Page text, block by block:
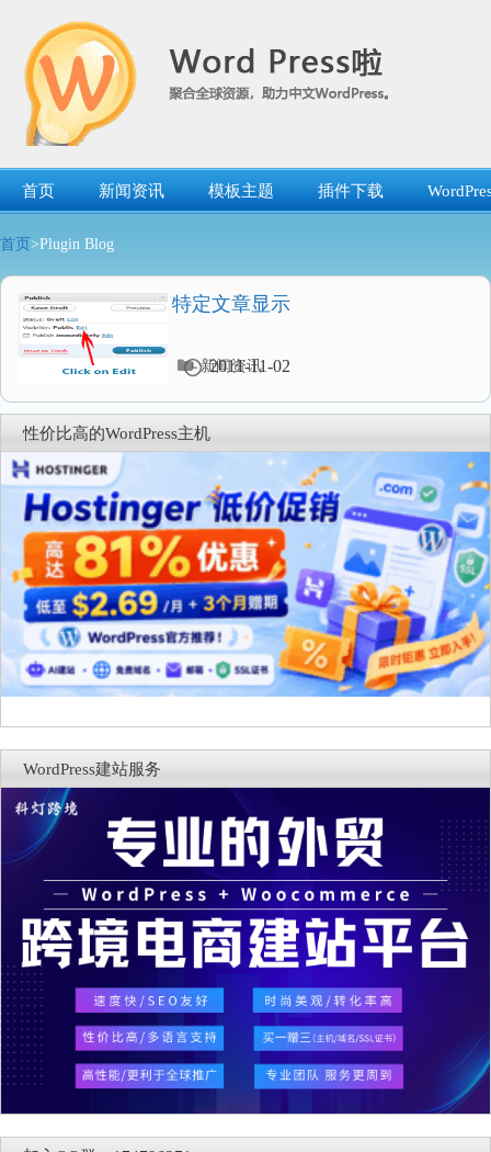
首页 新闻资讯 模板主题 插件下载
首页 >Plugin Blog
特定文章显示
2011-11-02
分
录
新闻资讯
性价比高的WordPress主机
WordPress建站服务